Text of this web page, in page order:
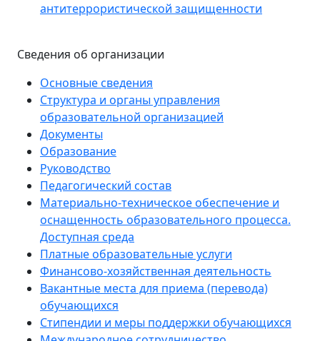
антитеррористической защищенности
Сведения об организации
Основные сведения
Структура и органы управления
образовательной организацией
Документы
Образование
Руководство
Педагогический состав
Материально-техническое обеспечение и
оснащенность образовательного процесса.
Доступная среда
Платные образовательные услуги
Финансово-хозяйственная деятельность
Вакантные места для приема (перевода)
обучающихся
Стипендии и меры поддержки обучающихся